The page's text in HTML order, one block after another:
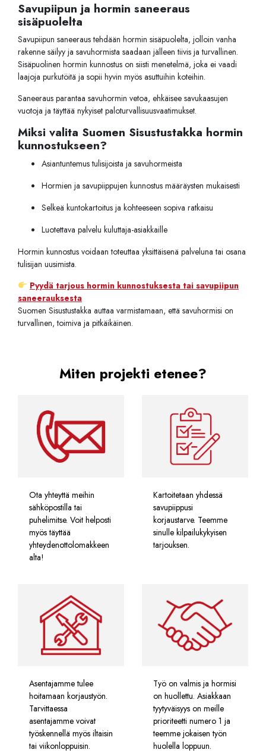
Savupiipun ja hormin saneeraus
sisäpuolelta
Savupiipun saneeraus tehdään hormin sisäpuolelta, jolloin vanha
rakenne säilyy ja savuhormista saadaan jälleen tiivis ja turvallinen.
Sisäpuolinen hormin kunnostus on siisti menetelmä, joka ei vaadi
laajoja purkutöitä ja sopii hyvin myös asuttuihin koteihin.
Saneeraus parantaa savuhormin vetoa, ehkäisee savukaasujen
vuotoja ja täyttää nykyiset paloturvallisuusvaatimukset.
Miksi valita Suomen Sisustustakka hormin
kunnostukseen?
Asiantuntemus tulisijoista ja savuhormeista
Hormien ja savupiippujen kunnostus määräysten mukaisesti
Selkeä kuntokartoitus ja kohteeseen sopiva ratkaisu
Luotettava palvelu kuluttaja-asiakkaille
Hormin kunnostus voidaan toteuttaa yksittäisenä palveluna tai osana
tulisijan uusimista.
Pyydä tarjous hormin kunnostuksesta tai savupiipun
saneerauksesta
Suomen Sisustustakka auttaa varmistamaan, että savuhormisi on
turvallinen, toimiva ja pitkäikäinen.
Miten projekti etenee?
Ota yhteyttä meihin
sähköpostilla tai
puhelimitse. Voit helposti
myös täyttää
yhteydenottolomakkeen
alta!
Kartoitetaan yhdessä
savupiippusi
korjaustarve. Teemme
sinulle kilpailukykyisen
tarjouksen.
Asentajamme tulee
hoitamaan korjaustyön.
Tarvittaessa
asentajamme voivat
työskennellä myös iltaisin
tai viikonloppuisin.
Työ on valmis ja hormisi
on huollettu. Asiakkaan
tyytyväisyys on meille
prioriteetti numero 1 ja
teemme jokaisen työn
huolella loppuun.